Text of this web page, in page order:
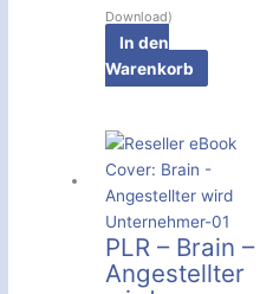
Download)
In den
Warenkorb
PLR – Brain –
Angestellter